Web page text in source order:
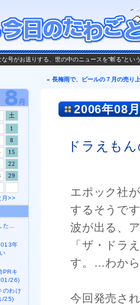
号がお送りする、世の中のニュースを“斬る”と
« 長梅雨で、ビールの７月の売り
2006年08
ドラえも
エポック社
するそうで
波が出る、
「ザ・ドラ
す。…わか
今回発売さ
土
1
8
15
22
29
月>>
た…
年
PRキ
26)
のわけ
25)